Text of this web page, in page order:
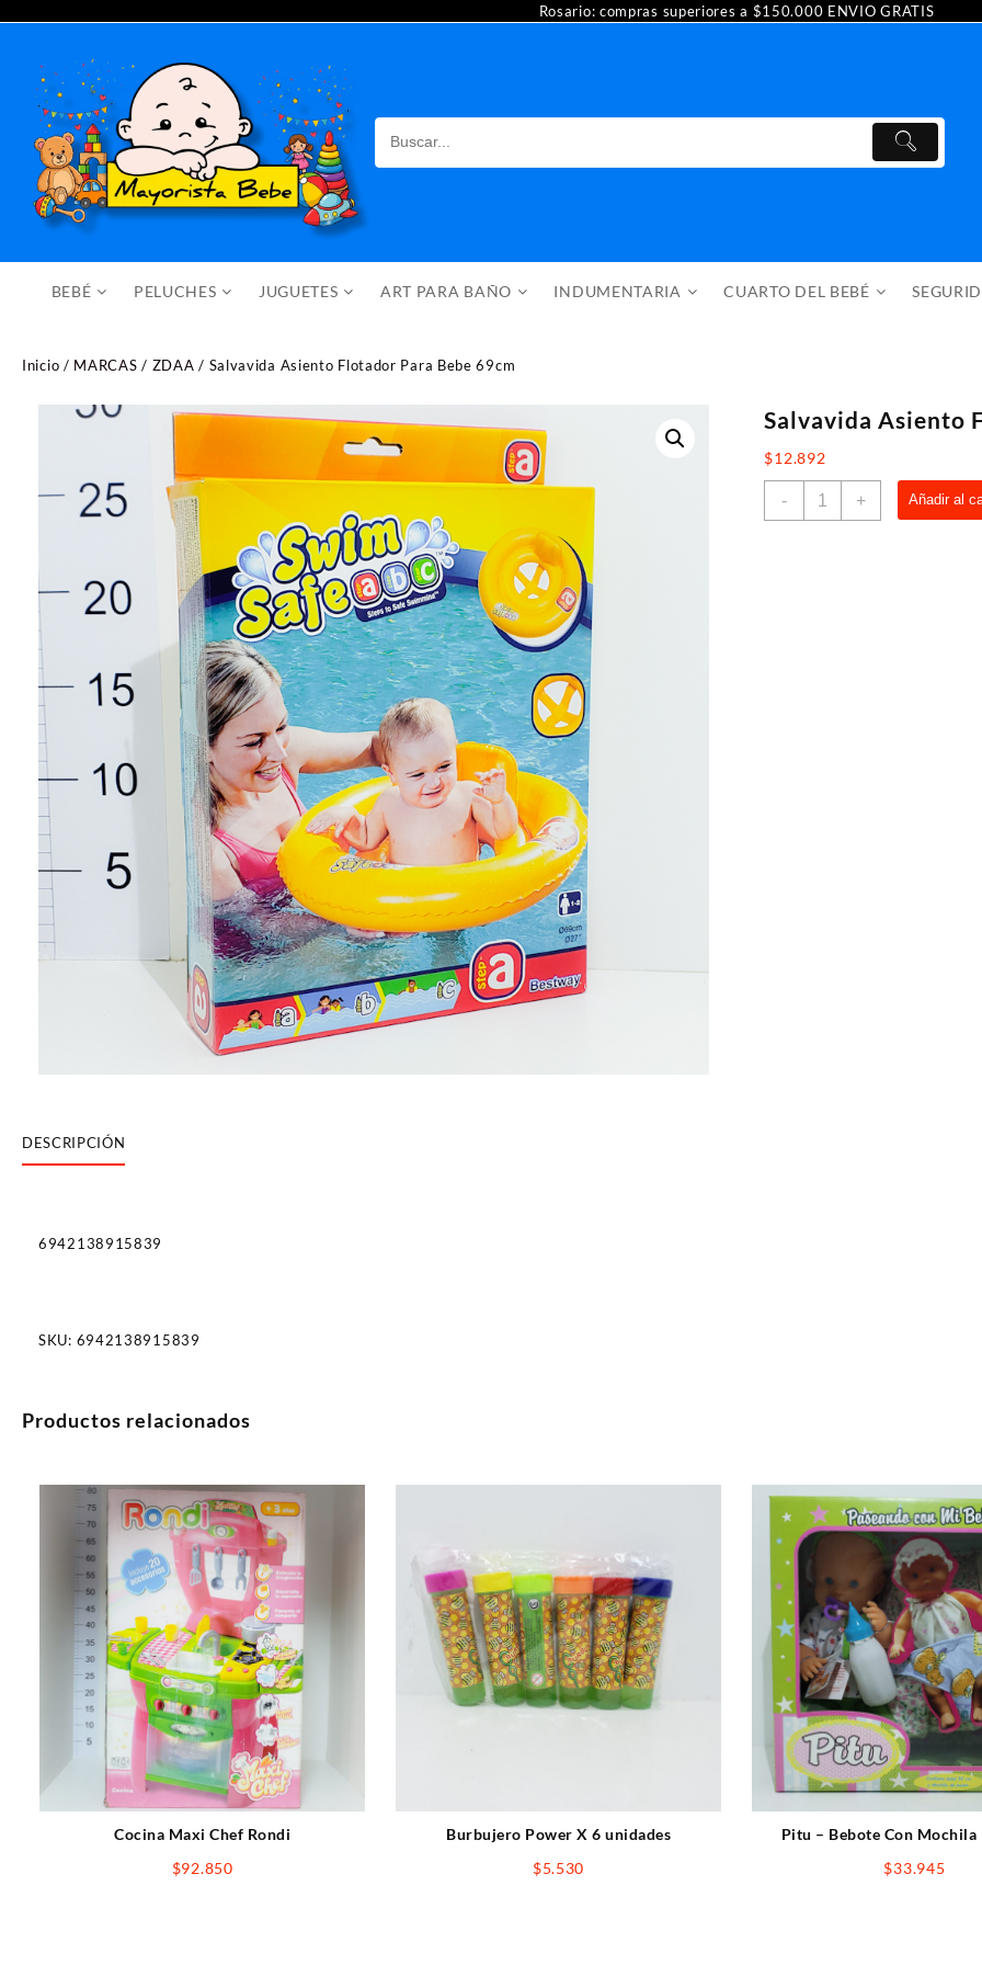
Rosario: compras superiores a $150.000 ENVIO GRATIS
BEBÉ PELUCHES JUGUETES ART PARA BAÑO INDUMENTARIA CUARTO DEL BEBÉ
Inicio / MARCAS / ZDAA / Salvavida Asiento Flotador Para Bebe 69cm
Salvavida Asiento
$12.892
-
Salvavida
+ Añadir al
DESCRIPCIÓN
6942138915839
SKU: 6942138915839
Productos relacionados
Cocina Maxi Chef Rondi
$92.850
Burbujero Power X 6 unidades
$5.530
Pitu – Bebote Con Mochila
$33.945